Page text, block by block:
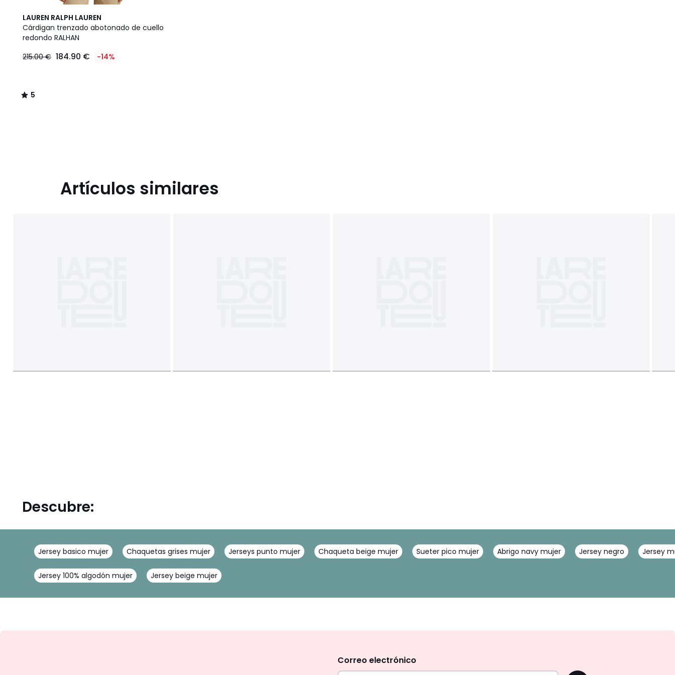
LAUREN RALPH LAUREN
Cárdigan trenzado abotonado de cuello
redondo RALHAN
€
215.00
215.00 € 184.90 € -14%
5
/
5
5
/
Artículos similares
Descubre:
Jersey basico mujer Chaquetas grises mujer Jerseys punto mujer Chaqueta beige mujer Sueter pico mujer Abrigo navy mujer Jersey negro Jersey
Jersey 100% algodón mujer Jersey beige mujer
olvides
Correo electrónico